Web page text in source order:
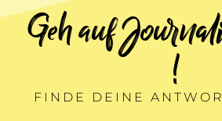
Geh auf
!
FINDE DEINE